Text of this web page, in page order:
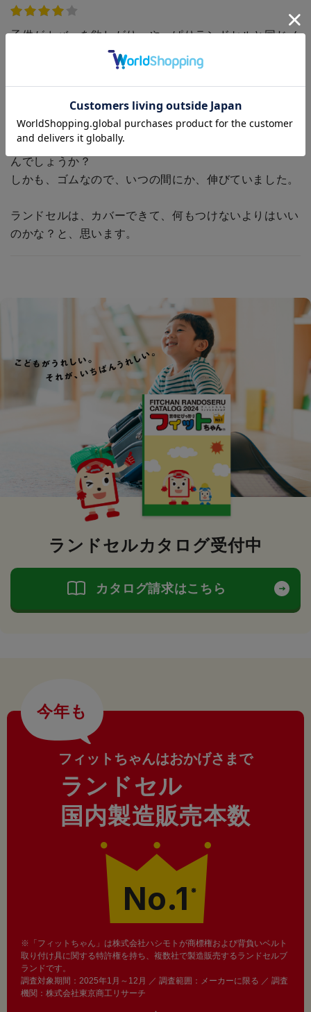
子供がカバーを欲しがり、やっぱりランドセルと同じメ
ーカーのものが良いのかなと思い、こちらで、ランドセ
ルカバーを購入しました。
白いゴムを、金具につける時に、透明カバー全体を白い
ゴムの中に通すので、透明カバーが降り曲って汚くなり
ました。。。
やり方合ってるんですかね？こんな面倒なやり方でいい
んでしょうか？
しかも、ゴムなので、いつの間にか、伸びていました。
ランドセルは、カバーできて、何もつけないよりはいい
のかな？と、思います。
ランドセルカタログ受付中
カタログ請求はこちら
今年も
フィットちゃんはおかげさまで
ランドセル
国内製造販売本数
No.1 ※
※「フィットちゃん」は株式会社ハシモトが商標権および背負いベルト
取り付け具に関する特許権を持ち、複数社で製造販売するランドセルブ
ランドです。
調査対象期間：2025年1月～12月 ／ 調査範囲：メーカーに限る ／ 調査
機関：株式会社東京商工リサーチ